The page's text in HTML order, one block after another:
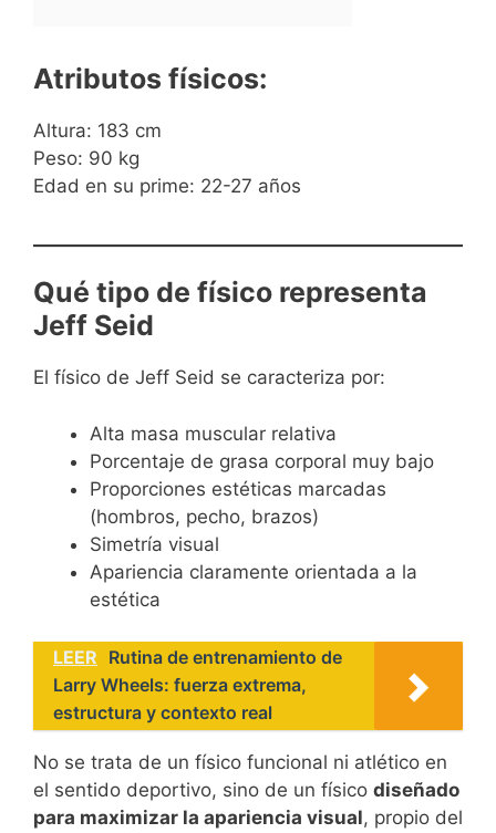
Atributos físicos:
Altura: 183 cm
Peso: 90 kg
Edad en su prime: 22-27 años
Qué tipo de físico representa
Jeff Seid
El físico de Jeff Seid se caracteriza por:
Alta masa muscular relativa
Porcentaje de grasa corporal muy bajo
Proporciones estéticas marcadas
(hombros, pecho, brazos)
Simetría visual
Apariencia claramente orientada a la
estética
LEER Rutina de entrenamiento de
Larry Wheels: fuerza extrema,
estructura y contexto real
No se trata de un físico funcional ni atlético en
el sentido deportivo, sino de un físico diseñado
para maximizar la apariencia visual, propio del